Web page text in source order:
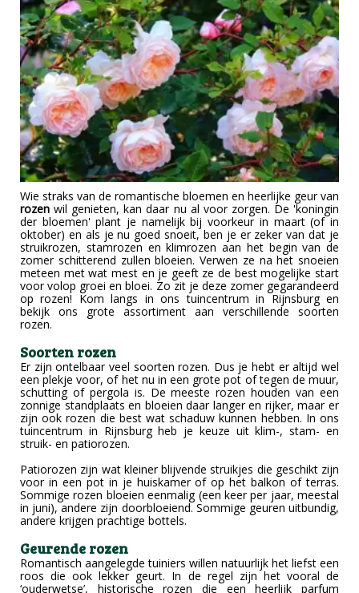
Wie straks van de romantische bloemen en heerlijke geur van
rozen wil genieten, kan daar nu al voor zorgen. De 'koningin
der bloemen' plant je namelijk bij voorkeur in maart (of in
oktober) en als je nu goed snoeit, ben je er zeker van dat je
struikrozen, stamrozen en klimrozen aan het begin van de
zomer schitterend zullen bloeien. Verwen ze na het snoeien
meteen met wat mest en je geeft ze de best mogelijke start
voor volop groei en bloei. Zo zit je deze zomer gegarandeerd
op rozen! Kom langs in ons tuincentrum in Rijnsburg en
bekijk ons grote assortiment aan verschillende soorten
rozen.
Soorten rozen
Er zijn ontelbaar veel soorten rozen. Dus je hebt er altijd wel
een plekje voor, of het nu in een grote pot of tegen de muur,
schutting of pergola is. De meeste rozen houden van een
zonnige standplaats en bloeien daar langer en rijker, maar er
zijn ook rozen die best wat schaduw kunnen hebben. In ons
tuincentrum in Rijnsburg heb je keuze uit klim-, stam- en
struik- en patiorozen.
Patiorozen zijn wat kleiner blijvende struikjes die geschikt zijn
voor in een pot in je huiskamer of op het balkon of terras.
Sommige rozen bloeien eenmalig (een keer per jaar, meestal
in juni), andere zijn doorbloeiend. Sommige geuren uitbundig,
andere krijgen prachtige bottels.
Geurende rozen
Romantisch aangelegde tuiniers willen natuurlijk het liefst een
roos die ook lekker geurt. In de regel zijn het vooral de
‘ouderwetse’, historische rozen die een heerlijk parfum